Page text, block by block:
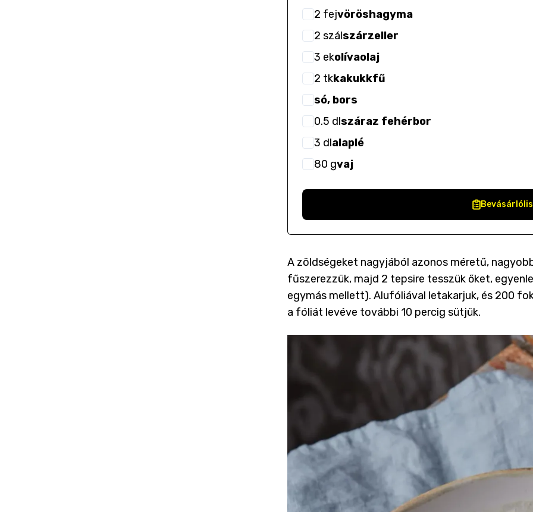
2 fejvöröshagyma
2 szálszárzeller
3 ekolívaolaj
2 tkkakukkfű
só, bors
0.5 dlszáraz fehérbor
3 dlalaplé
80 gvaj
A zöldségeket nagyjából azonos méretű,
fűszerezzük, majd 2 tepsire tesszük őket,
egymás mellett). Alufóliával letakarjuk, és 200
a fóliát levéve további 10 percig sütjük.